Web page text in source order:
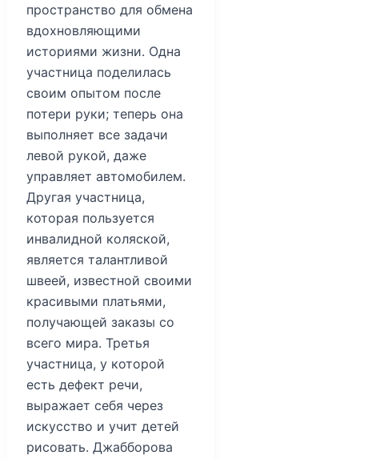
пространство для обмена
вдохновляющими
историями жизни. Одна
участница поделилась
своим опытом после
потери руки; теперь она
выполняет все задачи
левой рукой, даже
управляет автомобилем.
Другая участница,
которая пользуется
инвалидной коляской,
является талантливой
швеей, известной своими
красивыми платьями,
получающей заказы со
всего мира. Третья
участница, у которой
есть дефект речи,
выражает себя через
искусство и учит детей
рисовать. Джабборова